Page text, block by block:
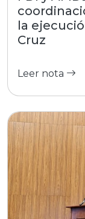
la
Cruz
Leer nota